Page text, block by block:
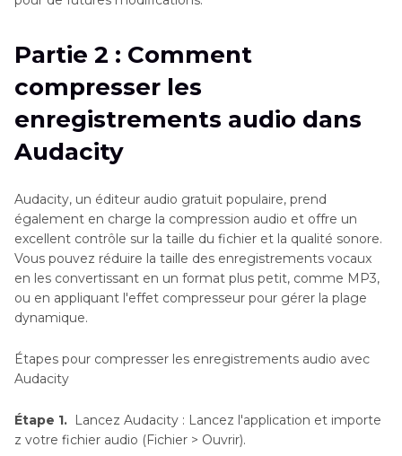
Partie 2 : Comment
compresser les
enregistrements audio dans
Audacity
Audacity, un éditeur audio gratuit populaire, prend
également en charge la compression audio et offre un
excellent contrôle sur la taille du fichier et la qualité sonore.
Vous pouvez réduire la taille des enregistrements vocaux
en les convertissant en un format plus petit, comme MP3,
ou en appliquant l'effet compresseur pour gérer la plage
dynamique.
Étapes pour compresser les enregistrements audio avec
Audacity
Étape 1. Lancez Audacity : Lancez l'application et importe
z votre fichier audio (Fichier > Ouvrir).